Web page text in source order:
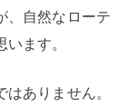
、自然なローテ
ます。
ありません。